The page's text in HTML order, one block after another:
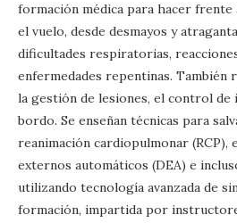
formación médica para hacer frente
el vuelo, desde desmayos y
dificultades respiratorias,
enfermedades repentinas. También
la gestión de lesiones, el control de
bordo. Se enseñan técnicas para
reanimación cardiopulmonar (RCP),
externos automáticos (DEA) e
utilizando tecnología avanzada de
formación, impartida por